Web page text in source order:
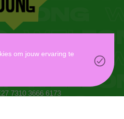
7310 3666 6173
om jouw ervaring te